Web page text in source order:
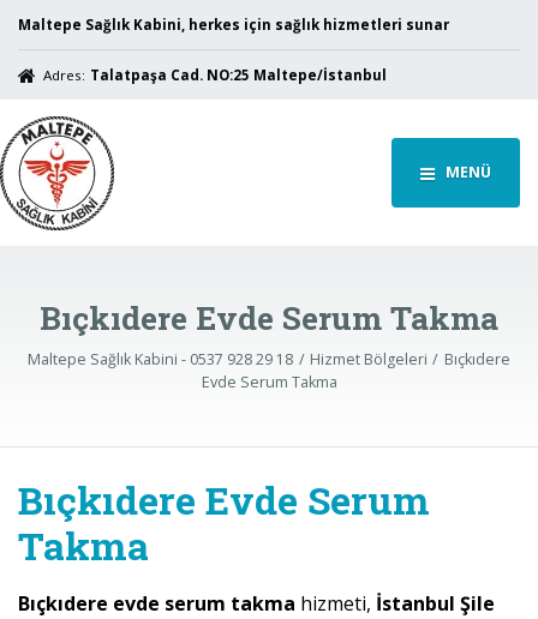
Maltepe Sağlık Kabini, herkes için sağlık hizmetleri sunar
Adres: Talatpaşa Cad. NO:25 Maltepe/İstanbul
MENÜ
Bıçkıdere Evde Serum Takma
Maltepe Sağlık Kabini - 0537 928 29 18 Hizmet Bölgeleri
Bıçkıdere
Evde Serum Takma
Bıçkıdere Evde Serum
Takma
Bıçkıdere evde serum takma hizmeti, İstanbul Şile